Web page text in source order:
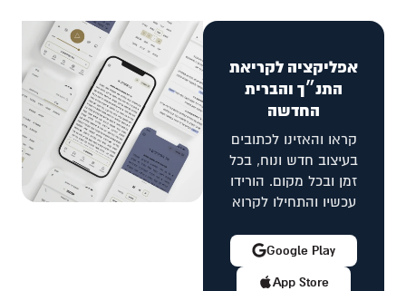
אפליקציה לקריאת
התנ״ך והברית
החדשה
קראו והאזינו לכתובים
בעיצוב חדש ונוח, בכל
זמן ובכל מקום. הורידו
עכשיו והתחילו לקרוא
App Store
Google Play